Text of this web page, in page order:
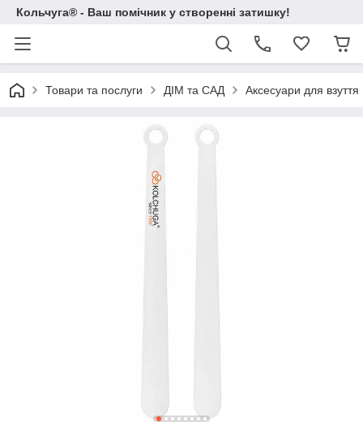
Кольчуга® - Ваш помічник у створенні затишку!
Товари та послуги ДІМ та САД Аксесуари для взуття